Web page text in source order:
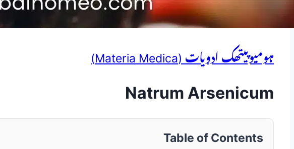
ہومیوپیتھک ادویات (Materia Medica)
Natrum Arsenicum
Table of Contents